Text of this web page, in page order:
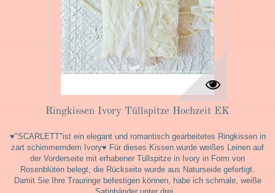
Ringkissen Ivory Tüllspitze Hochzeit EK
♥"SCARLETT"ist ein elegant und romantisch gearbeitetes Ringkissen in
zart schimmerndem Ivory♥ Für dieses Kissen wurde weißes Leinen auf
der Vorderseite mit erhabener Tüllspitze in Ivory in Form von
Rosenblüten belegt, die Rückseite wurde aus Naturseide gefertigt.
Damit Sie Ihre Trauringe befestigen können, habe ich schmale, weiße